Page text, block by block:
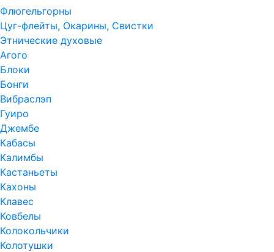
Флюгельгорны
Цуг-флейты, Окарины, Свистки
Этнические духовые
Агого
Блоки
Бонги
Вибраслэп
Гуиро
Джембе
Кабасы
Калимбы
Кастаньеты
Кахоны
Клавес
Ковбелы
Колокольчики
Колотушки